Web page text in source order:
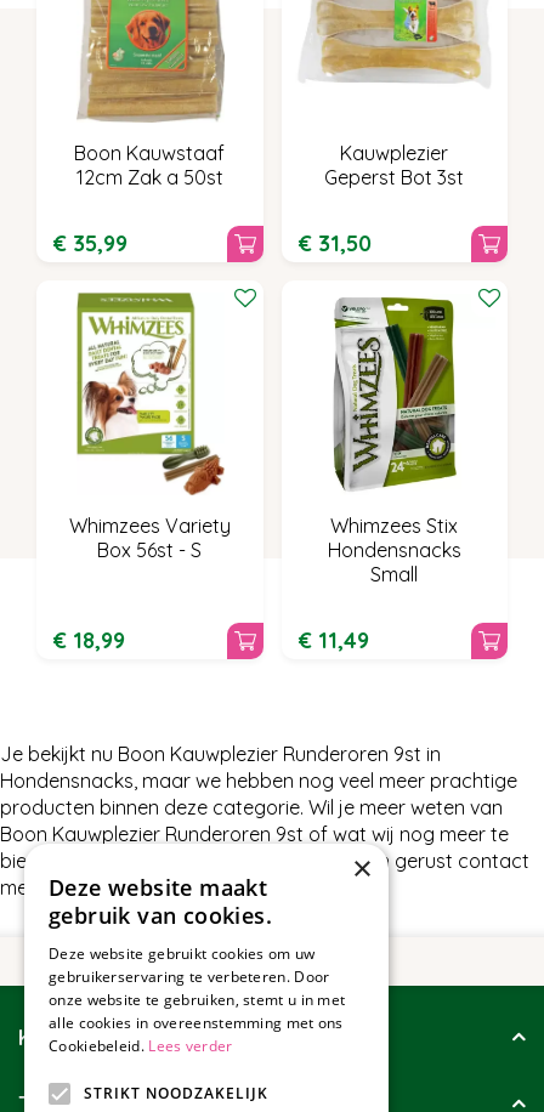
Boon Kauwstaaf
12cm Zak a 50st
€ 35,99
Kauwplezier
Geperst Bot 3st
€ 31,50
Whimzees Variety
Box 56st - S
€ 18,99
Whimzees Stix
Hondensnacks
Small
€ 11,49
Je bekijkt nu Boon Kauwplezier Runderoren 9st in
Hondensnacks, maar we hebben nog veel meer prachtige
producten binnen deze categorie. Wil je meer weten van
Boon Kauwplezier Runderoren 9st of wat wij nog meer te
bieden hebben in Hondensnacks, neem dan gerust contact
met ons op.
Klantenservice
Tuincollectie
×
Deze website maakt
gebruik van cookies.
Deze website gebruikt cookies om uw
gebruikerservaring te verbeteren. Door
onze website te gebruiken, stemt u in met
alle cookies in overeenstemming met ons
Cookiebeleid. Lees verder
STRIKT NOODZAKELIJK